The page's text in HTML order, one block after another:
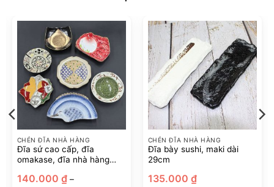
CHÉN ĐĨA NHÀ HÀNG
Đĩa sứ cao cấp, đĩa
omakase, đĩa nhà hàng
140.000 ₫ –
CHÉN ĐĨA NHÀ HÀNG
Đĩa bày sushi, maki dài
29cm
135.000 ₫